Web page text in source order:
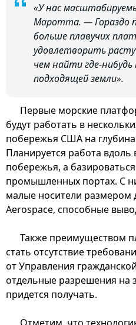
«У нас
Маротта. — Гораздо
больше плавучих
удовлетворить
чем найти где-
подходящей земли».
Первые морские
будут работать в
побережья США на
Планируется работа вдоль
побережья, а
промышленных портах. С
малые носители размером
Aerospace, способные
Также преимуществом
стать отсутствие
от Управления
отдельные разрешения на
придется получать.